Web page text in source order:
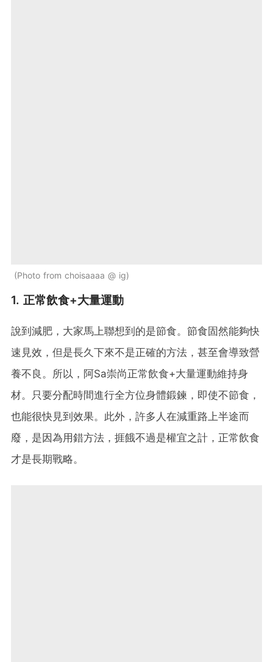
Photo from choisaaaa @ ig
1. 正常飲食+大量運動
說到減肥，大家馬上聯想到的是節食。節食固然能夠快
速見效，但是長久下來不是正確的方法，甚至會導致營
養不良。所以，阿Sa崇尚正常飲食+大量運動維持身
材。只要分配時間進行全方位身體鍛鍊，即使不節食，
也能很快見到效果。此外，許多人在減重路上半途而
廢，是因為用錯方法，捱餓不過是權宜之計，正常飲食
才是長期戰略。